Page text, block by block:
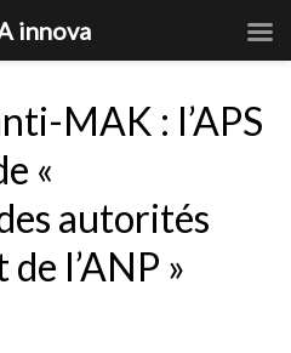
MAK : l’APS
«
autorités
l’ANP »
innova